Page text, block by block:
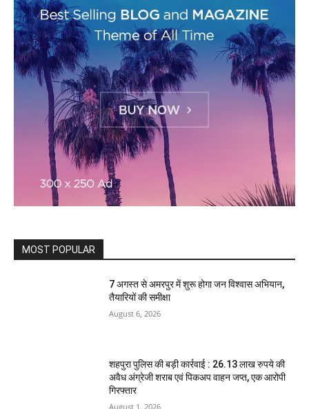
MOST POPULAR
7 अगस्त से अमरपुर में शुरू होगा जन विश्वास अभियान,
तैयारियों की समीक्षा
August 6, 2026
शहपुरा पुलिस की बड़ी कार्रवाई : 26.13 लाख रुपये की
अवैध अंग्रेजी शराब एवं पिकअप वाहन जप्त, एक आरोपी
गिरफ्तार
August 1, 2026